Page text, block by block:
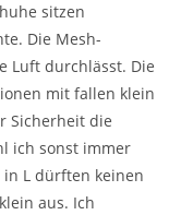
sitzen
Die Mesh-
Luft durchlässt. Die
mit fallen klein
Sicherheit die
ich sonst immer
in L dürften keinen
aus. Ich